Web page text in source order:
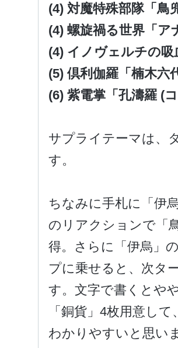
(4) 対魔特殊部隊「鳥
(4) 螺旋禍る世界「ア
(4) イノヴェルチの
(5) 倶利伽羅「楠木六
(6) 紫電掌「孔濤羅 (
サプライテーマは、
す。
ちなみに手札に「伊
のリアクションで「
得。さらに「伊烏」
プに乗せると、次タ
す。文字で書くとや
「銅貨」4枚用意し
わかりやすいと思い